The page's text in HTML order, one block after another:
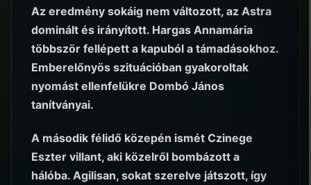
Az eredmény sokáig nem változott, az Astra
dominált és irányított. Hargas Annamária
többször fellépett a kapuból a támadásokhoz.
Emberelőnyös szituációban gyakoroltak
nyomást ellenfelükre Dombó János
tanítványai.
A második félidő közepén ismét Czinege
Eszter villant, aki közelről bombázott a
hálóba. Agilisan, sokat szerelve játszott, így